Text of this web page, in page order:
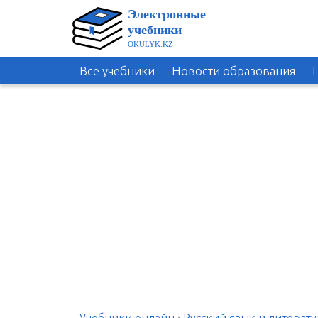
Все учебники Новости образования